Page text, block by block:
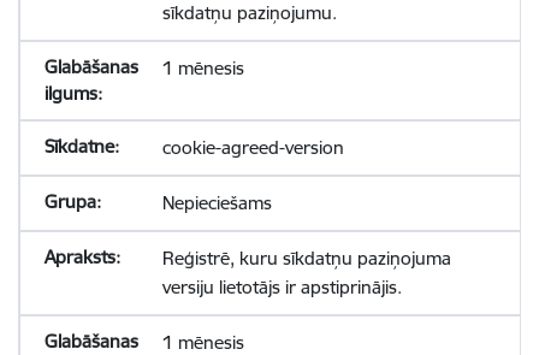
sīkdatņu paziņojumu.
1 mēnesis
cookie-agreed-version
Nepieciešams
Reģistrē, kuru sīkdatņu paziņojuma
versiju lietotājs ir apstiprinājis.
1 mēnesis